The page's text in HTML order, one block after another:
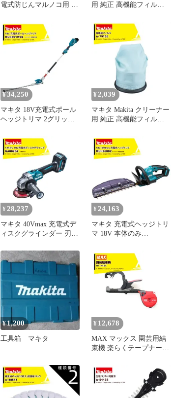
電式防じんマルノコ用 ベ
78081
用 純正 高機能フィルタ
用 交換用 消耗品 フィル
ター A-74441
¥34,250
マキタ 18V充電式ポール
ヘッジトリマ 2グリップ
バッテリ充電器別売
MUN501WDZ
¥ 2,039
マキタ Makita クリーナー
用 純正 高機能フィルタ
式用 交換用 消耗品 フィ
ルター A-79158
¥ 28,237
マキタ 40Vmax 充電式デ
ィスクグラインダー 刃径
リ・充電器・ケース別売
スライドスイッチ 無線連
動 GA002GZ
¥ 24,163
マキタ 充電式ヘッジトリ
マ 18V 本体のみ
360mm 最大切断径18mm
偏角拝み刃仕様
¥1,200
工具箱 マキタ
¥ 12,678
MAX マックス 園芸用結
束機 楽らくテープナー